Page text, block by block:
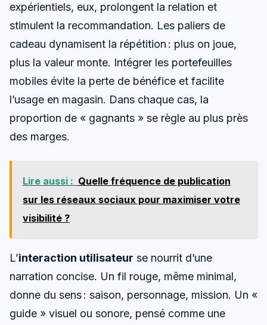
expérientiels, eux, prolongent la relation et
stimulent la recommandation. Les paliers de
cadeau dynamisent la répétition : plus on joue,
plus la valeur monte. Intégrer les portefeuilles
mobiles évite la perte de bénéfice et facilite
l’usage en magasin. Dans chaque cas, la
proportion de « gagnants » se règle au plus près
des marges.
Lire aussi : Quelle fréquence de publication
sur les réseaux sociaux pour maximiser votre
visibilité ?
L’interaction utilisateur se nourrit d’une
narration concise. Un fil rouge, même minimal,
donne du sens : saison, personnage, mission. Un «
guide » visuel ou sonore, pensé comme une